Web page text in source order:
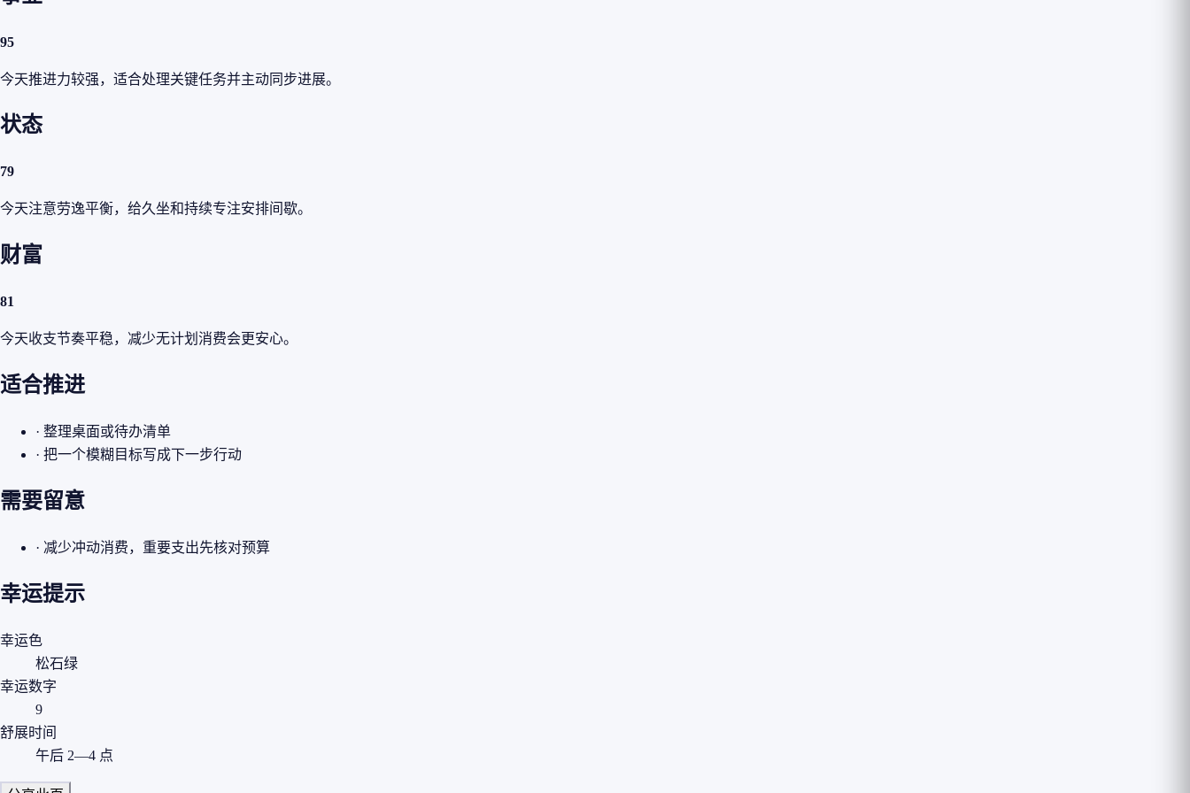
95
今天推进力较强，适合处理关键任务并主动同步进展。
状态
79
今天注意劳逸平衡，给久坐和持续专注安排间歇。
财富
81
今天收支节奏平稳，减少无计划消费会更安心。
适合推进
· 整理桌面或待办清单
· 把一个模糊目标写成下一步行动
需要留意
· 减少冲动消费，重要支出先核对预算
幸运提示
幸运色
松石绿
幸运数字
9
舒展时间
午后 2—4 点